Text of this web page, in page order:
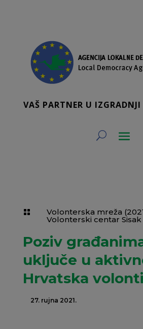
VAŠ PARTNER U IZGRADNJI
 Volonterska mreža
Volonterski centar Sisak
Poziv
uključe u
Hrvatska
27. rujna 2021.